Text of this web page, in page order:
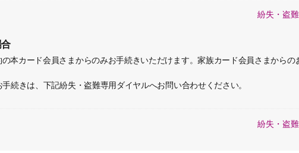
紛失・盗
本カード会員さまからのみお手続きいただけます。家族カード会員さまからの
続きは、下記紛失・盗難専用ダイヤルへお問い合わせください。
紛失・盗